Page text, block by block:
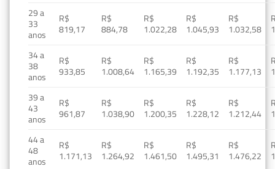
29 a
33
anos
R$
819,17
R$
884,78
R$
1.022,28
R$
1.045,93
R$
1.032,58
34 a
38
anos
R$
933,85
R$
1.008,64
R$
1.165,39
R$
1.192,35
R$
1.177,13
39 a
43
anos
R$
961,87
R$
1.038,90
R$
1.200,35
R$
1.228,12
R$
1.212,44
44 a
48
anos
R$
1.171,13
R$
1.264,92
R$
1.461,50
R$
1.495,31
R$
1.476,22